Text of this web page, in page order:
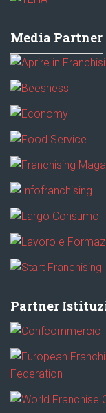
Media Partner
Partner